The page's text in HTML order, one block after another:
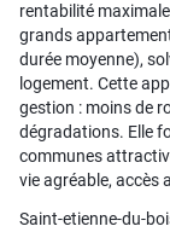
rentabilité
grands
durée moyenne),
logement. Cette
gestion : moins de
dégradations. Elle
communes
vie agréable, accès
Saint-etienne-du-